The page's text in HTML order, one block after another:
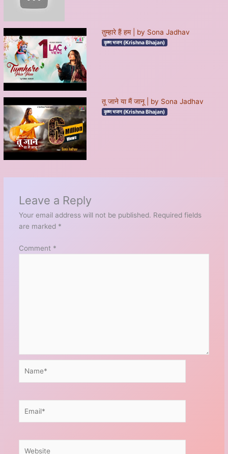
तुम्हारे हैं हम | by Sona Jadhav
कृष्ण भजन (Krishna Bhajan)
तू जाने या मैं जानू | by Sona Jadhav
कृष्ण भजन (Krishna Bhajan)
Leave a Reply
Your email address will not be published. Required fields
are marked *
Comment *